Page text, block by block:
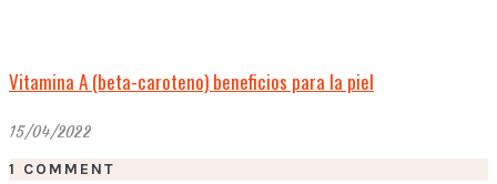
Vitamina A (beta-caroteno) beneficios para la piel
15/04/2022
1 COMMENT